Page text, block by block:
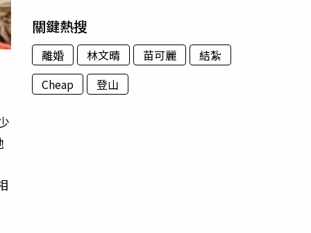
關鍵熱搜
離婚 林文晴 苗可麗
結紮
Cheap
登山